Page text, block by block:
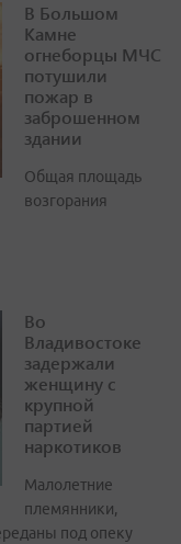
В Большом
Камне
огнеборцы МЧС
потушили
пожар в
заброшенном
здании
Общая площадь
возгорания
Во
Владивостоке
задержали
женщину с
крупной
партией
наркотиков
Малолетние
племянники,
под опеку